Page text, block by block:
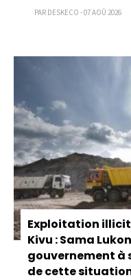
PAR DESKECO - 07 AOÛ 2026
Exploitation
Kivu : Sama
gouvernement à
de cette
Pagination